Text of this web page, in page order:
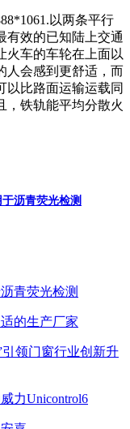
以两条平行
有效的已知陆上交通
火车的车轮在上面以
人会感到更舒适，而
以比路面运输运载同
，铁轨能平均分散火
沥青荧光检测
青荧光检测
的生产厂家
领门窗行业创新升
力Unicontrol6